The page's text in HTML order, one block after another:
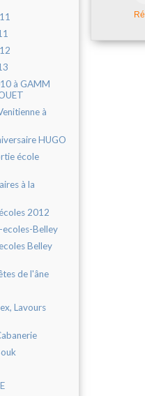
à GAMM
à
HUGO
école
à la
2012
Belley
Belley
de l'âne
Lavours